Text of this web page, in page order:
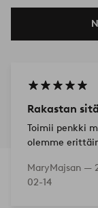
Rakastan
Toimii penkki
olemme
Tuntuu tykiltä!
MaryMajsan —
02-14